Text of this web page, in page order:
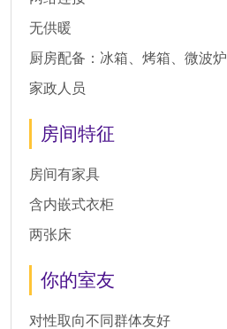
无供暖
厨房配备：冰箱、烤箱、微波炉
家政人员
房间特征
房间有家具
含内嵌式衣柜
两张床
你的室友
对性取向不同群体友好